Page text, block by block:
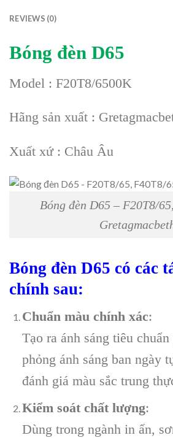
REVIEWS (0)
Bóng đèn D65
Model : F20T8/6500K
Hãng sản xuất :
Xuất xứ : Châu Âu
Bóng đèn D65 – F20T8/
Bóng đèn D65 có các
chính sau:
Chuẩn màu chính xác:
Tạo ra ánh sáng tiêu
phỏng ánh sáng ban ngày
đánh giá màu sắc trung
Kiểm soát chất lượng:
Dùng trong ngành in ấn,